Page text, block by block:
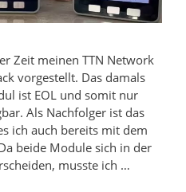
Zeit meinen TTN Network
vorgestellt. Das damals
ist EOL und somit nur
Als Nachfolger ist das
ich auch bereits mit dem
beide Module sich in der
musste ich …